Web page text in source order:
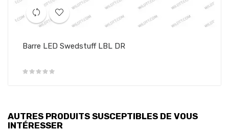
Barre LED Swedstuff LBL DR
AUTRES PRODUITS SUSCEPTIBLES DE VOUS
INTÉRESSER